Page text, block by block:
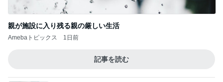
親が施設に入り残る親の厳しい生活
Amebaトピックス 1日前
記事を読む